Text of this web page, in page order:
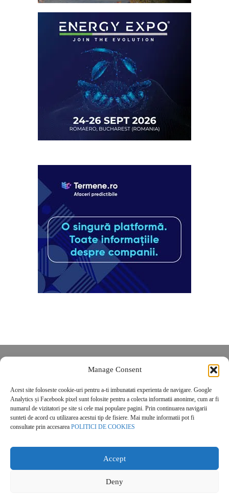
Manage Consent
Acest site foloseste cookie-uri pentru a-ti imbunatati experienta de navigare. Google
Analytics și Facebook pixel sunt folosite pentru a colecta informatii anonime, cum ar fi
numarul de vizitatori pe site si cele mai populare pagini. Prin continuarea navigarii
sunteti de acord cu utilizarea acestui tip de fisiere. Mai multe informatii pot fi
consultate prin accesarea POLITICI DE COOKIES
Accept
Deny
POLITICĂ DE CONFIDENȚIALITATE
Politica de cookies
© 2026 Real Estate Magazine. All Rights Reserved.